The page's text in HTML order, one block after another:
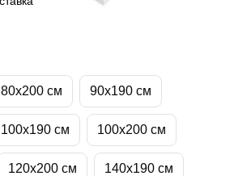
80х200 см 90х190 см
100х190 см 100х200 см
120х200 см 140х190 см